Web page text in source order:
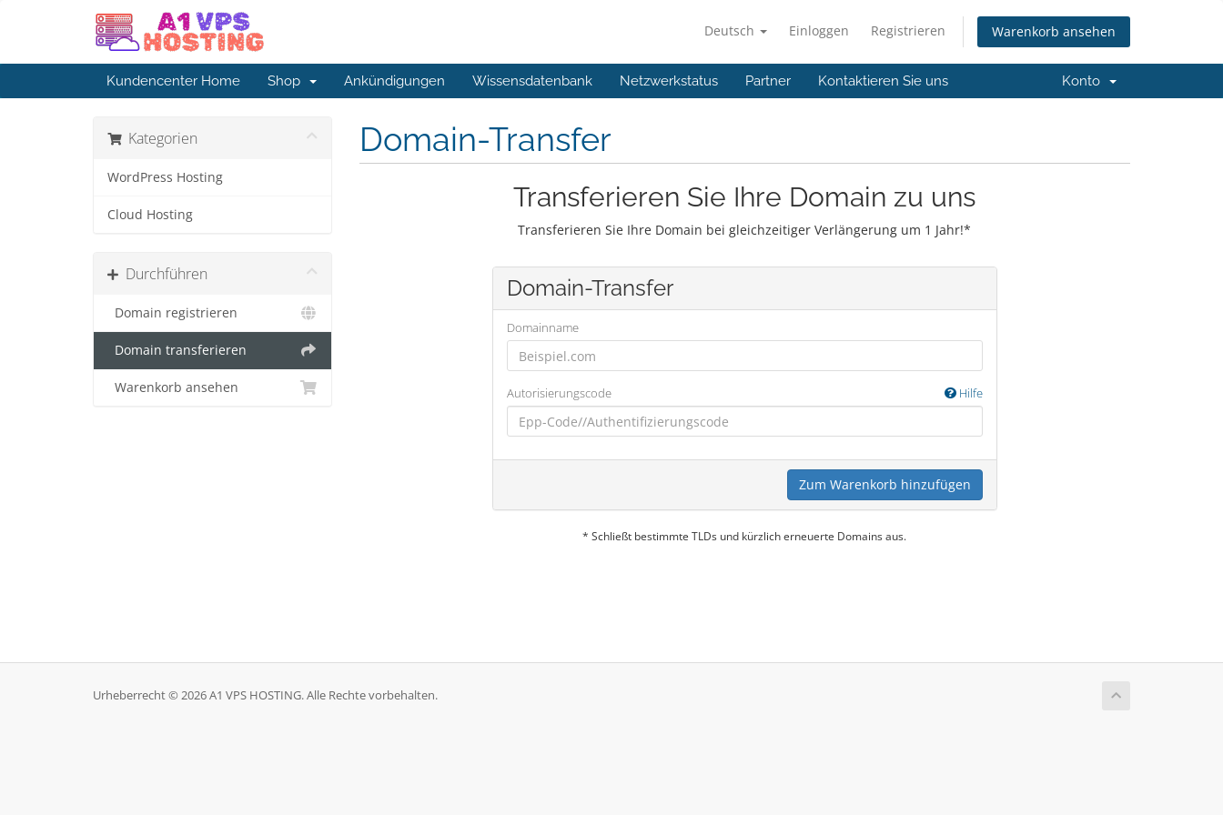
Deutsch Einloggen Registrieren Warenkorb ansehen
Kundencenter Home Shop Ankündigungen Wissensdatenbank Netzwerkstatus Partner Kontaktieren Sie uns Konto
Kategorien
WordPress Hosting
Cloud Hosting
Durchführen
Domain registrieren
Domain transferieren
Warenkorb ansehen
Domain-Transfer
Transferieren Sie Ihre Domain zu uns
Transferieren Sie Ihre Domain bei gleichzeitiger Verlängerung um 1 Jahr!*
Domain-Transfer
Domainname
Autorisierungscode Hilfe
Zum Warenkorb hinzufügen
* Schließt bestimmte TLDs und kürzlich erneuerte Domains aus.
Urheberrecht © 2026 A1 VPS HOSTING. Alle Rechte vorbehalten.